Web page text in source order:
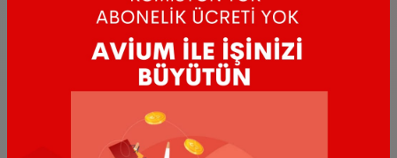
İçim Meyve Suyu Şeftali (33 cl.)
İçim Meyve Suyu Vişne (33 cl.)